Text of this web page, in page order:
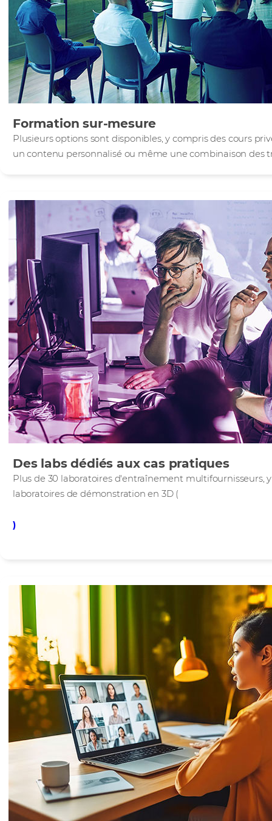
Formation sur-mesure
Plusieurs options sont disponibles, y compris des cours
un contenu personnalisé ou même une combinaison des
Des labs dédiés aux cas pratiques
Plus de 30 laboratoires d'entraînement multifournisseurs,
laboratoires de démonstration en 3D (
)